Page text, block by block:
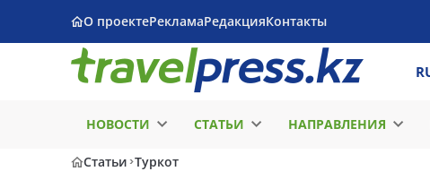
О проектеРекламаРедакцияКонтакты
НОВОСТИ СТАТЬИ НАПРАВЛЕНИЯ
Статьи Туркот